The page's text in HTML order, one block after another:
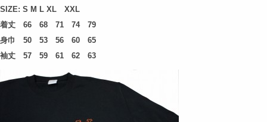
SIZE: S M L XL XXL
着丈 66 68 71 74 79
身巾 50 53 56 60 65
袖丈 57 59 61 62 63